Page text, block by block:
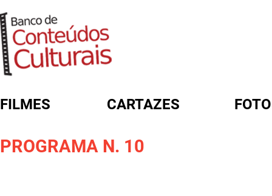
FILMES CARTAZES
PROGRAMA N. 10
FORMULÁRIO DE BUSCA